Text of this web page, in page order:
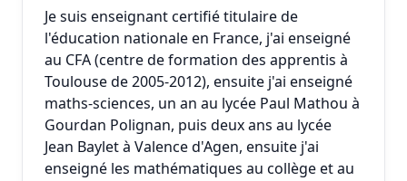
Je suis enseignant certifié titulaire de
l'éducation nationale en France, j'ai enseigné
au CFA (centre de formation des apprentis à
Toulouse de 2005-2012), ensuite j'ai enseigné
maths-sciences, un an au lycée Paul Mathou à
Gourdan Polignan, puis deux ans au lycée
Jean Baylet à Valence d'Agen, ensuite j'ai
enseigné les mathématiques au collège et au